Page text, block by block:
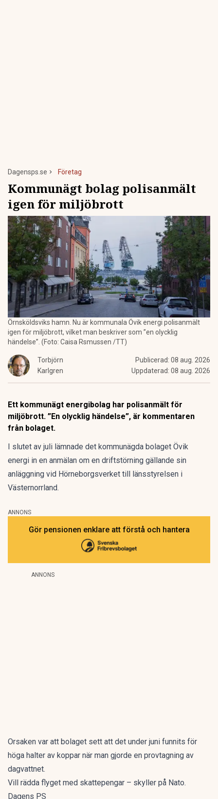
Dagensps.se Företag
Kommunägt bolag polisanmält
igen för miljöbrott
Örnsköldsviks hamn. Nu är kommunala Övik energi polisanmält
igen för miljöbrott, vilket man beskriver som ”en olycklig
händelse”. (Foto: Caisa Rsmussen /TT)
Torbjörn
Karlgren
Publicerad: 08 aug. 2026
Uppdaterad: 08 aug. 2026
Ett kommunägt energibolag har polisanmält för
miljöbrott. ”En olycklig händelse”, är kommentaren
från bolaget.
I slutet av juli lämnade det kommunägda bolaget Övik
energi in en anmälan om en driftstörning gällande sin
anläggning vid Hörneborgsverket till länsstyrelsen i
Västernorrland.
ANNONS
Gör pensionen enklare att förstå och hantera
ANNONS
Orsaken var att bolaget sett att det under juni funnits för
höga halter av koppar när man gjorde en provtagning av
dagvattnet.
Vill rädda flyget med skattepengar – skyller på Nato.
Dagens PS